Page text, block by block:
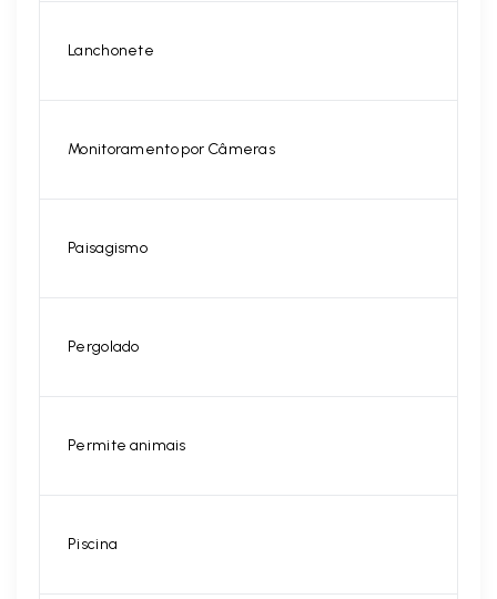
Lanchonete
Monitoramento por Câmeras
Paisagismo
Pergolado
Permite animais
Piscina